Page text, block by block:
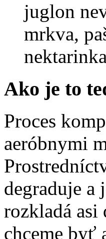
juglon
mrkva,
Ako je to
Proces
aeróbnymi
degraduje a
rozkladá asi
chceme byť